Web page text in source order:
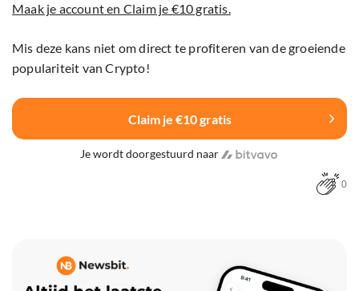
Maak je account en Claim je €10 gratis.
Mis deze kans niet om direct te profiteren van de groeiende
populariteit van Crypto!
Claim je €10 gratis
Je wordt doorgestuurd naar
0